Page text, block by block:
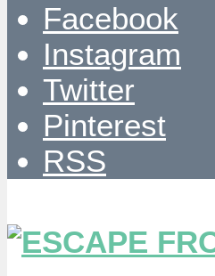
Facebook
Instagram
Twitter
Pinterest
RSS